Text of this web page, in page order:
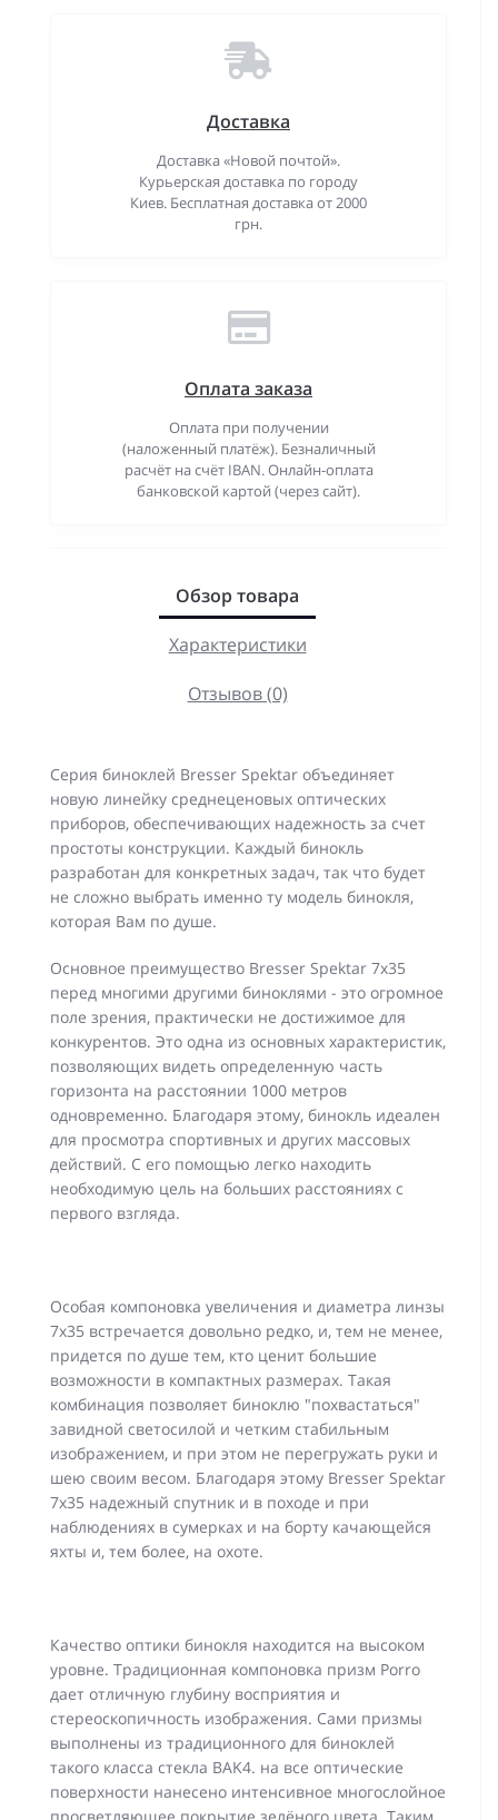
Доставка
Доставка «Новой почтой».
Курьерская доставка по городу
Киев. Бесплатная доставка от 2000
грн.
Оплата заказа
Оплата при получении
(наложенный платёж). Безналичный
расчёт на счёт IBAN. Онлайн-оплата
банковской картой (через сайт).
Обзор товара
Характеристики
Отзывов (0)
Серия биноклей Bresser Spektar объединяет
новую линейку среднеценовых оптических
приборов, обеспечивающих надежность за счет
простоты конструкции. Каждый бинокль
разработан для конкретных задач, так что будет
не сложно выбрать именно ту модель бинокля,
которая Вам по душе.
Основное преимущество Bresser Spektar 7x35
перед многими другими биноклями - это огромное
поле зрения, практически не достижимое для
конкурентов. Это одна из основных характеристик,
позволяющих видеть определенную часть
горизонта на расстоянии 1000 метров
одновременно. Благодаря этому, бинокль идеален
для просмотра спортивных и других массовых
действий. С его помощью легко находить
необходимую цель на больших расстояниях с
первого взгляда.
Особая компоновка увеличения и диаметра линзы
7х35 встречается довольно редко, и, тем не менее,
придется по душе тем, кто ценит большие
возможности в компактных размерах. Такая
комбинация позволяет биноклю "похвастаться"
завидной светосилой и четким стабильным
изображением, и при этом не перегружать руки и
шею своим весом. Благодаря этому Bresser Spektar
7x35 надежный спутник и в походе и при
наблюдениях в сумерках и на борту качающейся
яхты и, тем более, на охоте.
Качество оптики бинокля находится на высоком
уровне. Традиционная компоновка призм Porro
дает отличную глубину восприятия и
стереоскопичность изображения. Сами призмы
выполнены из традиционного для биноклей
такого класса стекла BAK4. на все оптические
поверхности нанесено интенсивное многослойное